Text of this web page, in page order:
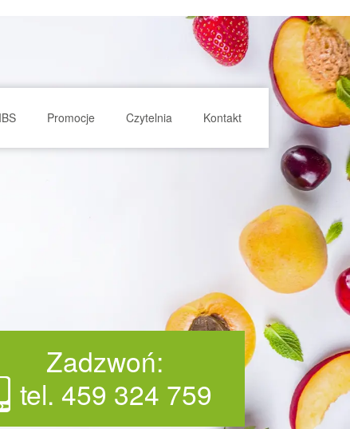
Promocje Czytelnia Kontakt
Zadzwoń:
tel. 459 324 759